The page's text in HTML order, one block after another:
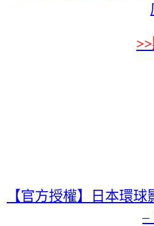
【官方授權】日本環球
–